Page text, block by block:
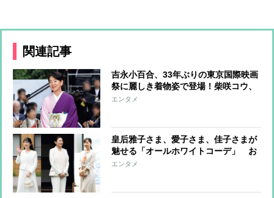
関連記事
吉永小百合、33年ぶりの東京国際映画
祭に麗しき着物姿で登場！柴咲コウ、
満島ひかり、川口春奈らはハートポー
エンタメ
皇后雅子さま、愛子さま、佳子さまが
魅せる「オールホワイトコーデ」 お
しゃれに着こなすコツに注目
エンタメ